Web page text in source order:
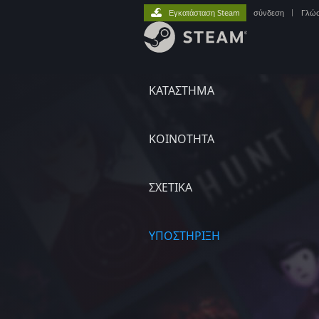
ΚΑΤΑΣΤΗΜΑ
ΚΟΙΝΟΤΗΤΑ
ΣΧΕΤΙΚΆ
ΥΠΟΣΤΗΡΙΞΗ
Εγκατάσταση Steam σύνδεση